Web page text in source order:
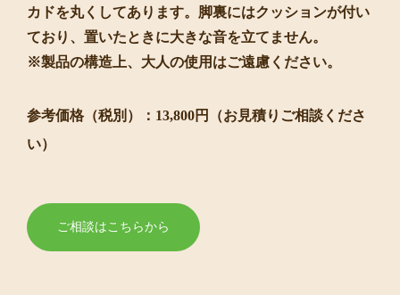
カドを丸くしてあります。脚裏にはクッションが付い
ており、置いたときに大きな音を立てません。
※製品の構造上、大人の使用はご遠慮ください。
参考価格（税別）：13,800円（お見積りご相談くださ
い）
ご相談はこちらから